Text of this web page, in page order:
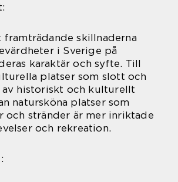
framträdande skillnaderna
i Sverige på
karaktär och syfte. Till
platser som slott och
historiskt och kulturellt
natursköna platser som
och stränder är mer inriktade
och rekreation.